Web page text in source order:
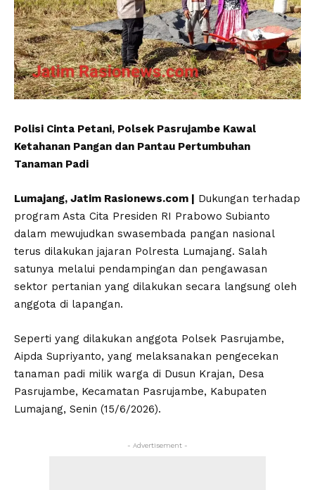
Polisi Cinta Petani, Polsek Pasrujambe Kawal
Ketahanan Pangan dan Pantau Pertumbuhan
Tanaman Padi
Lumajang, Jatim Rasionews.com | Dukungan terhadap
program Asta Cita Presiden RI Prabowo Subianto
dalam mewujudkan swasembada pangan nasional
terus dilakukan jajaran Polresta Lumajang. Salah
satunya melalui pendampingan dan pengawasan
sektor pertanian yang dilakukan secara langsung oleh
anggota di lapangan.
Seperti yang dilakukan anggota Polsek Pasrujambe,
Aipda Supriyanto, yang melaksanakan pengecekan
tanaman padi milik warga di Dusun Krajan, Desa
Pasrujambe, Kecamatan Pasrujambe, Kabupaten
Lumajang, Senin (15/6/2026).
- Advertisement -